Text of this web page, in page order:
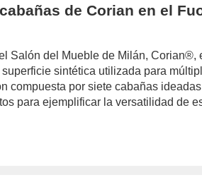
de Corian en el
Salón del Mueble de Milán, Corian®,
sintética utilizada para
compuesta por siete cabañas
para ejemplificar la versatilidad de
author/jazmin-